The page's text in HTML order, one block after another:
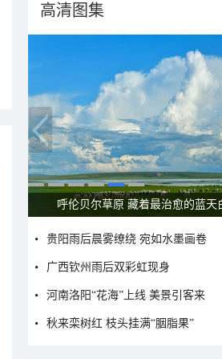
高清图集
一组图感受水中消暑快乐瞬间
贵阳雨后晨雾缭绕 宛如水墨画卷
广西钦州雨后双彩虹现身
河南洛阳“花海”上线 美景引客来
秋来栾树红 枝头挂满“胭脂果”